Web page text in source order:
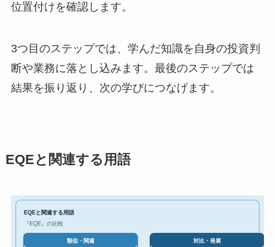
位置付けを確認します。
3つ目のステップでは、学んだ知識を自身の投資判
断や業務に落とし込みます。最後のステップでは
結果を振り返り、次の学びにつなげます。
EQEと関連する用語
EQEと関連する用語
『EQE』の比較
類似・関連 対比・発展